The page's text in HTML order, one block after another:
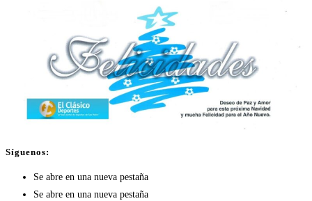
Síguenos:
Se abre en una nueva pestaña
Se abre en una nueva pestaña